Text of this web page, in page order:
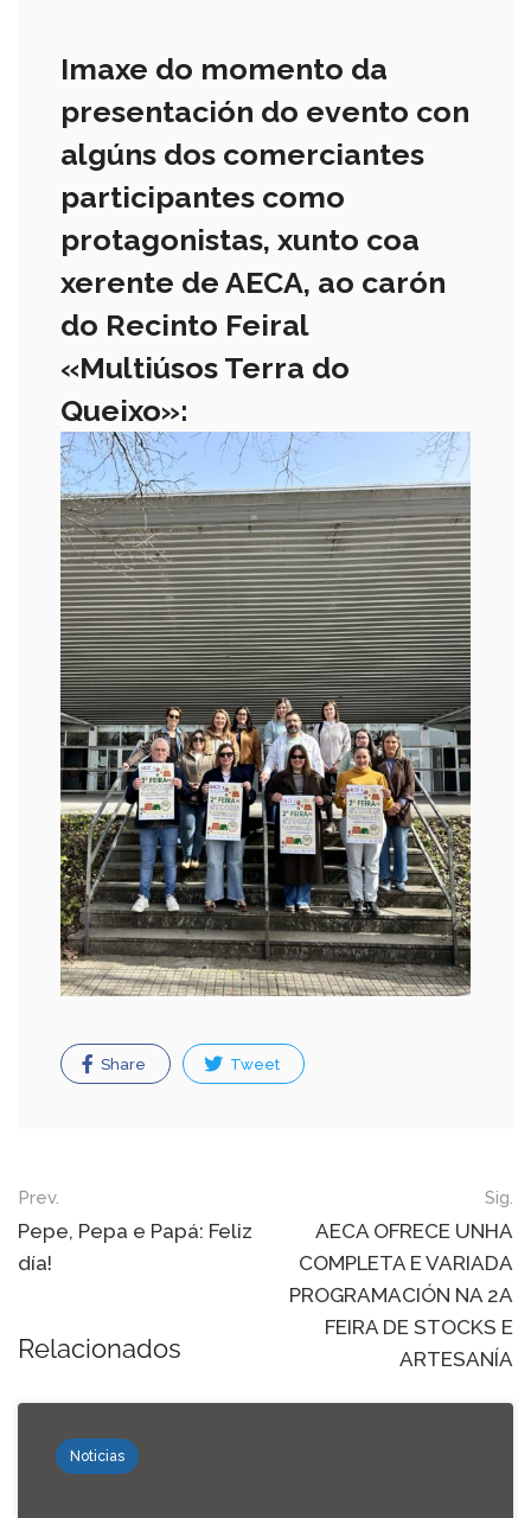
Imaxe do momento da
presentación do evento con
algúns dos comerciantes
participantes como
protagonistas, xunto coa
xerente de AECA, ao carón
do Recinto Feiral
«Multiúsos Terra do
Queixo»:
Share Tweet
Post
navigation
Prev.
Pepe, Pepa e Papá: Feliz
día!
Sig.
AECA OFRECE UNHA
COMPLETA E VARIADA
PROGRAMACIÓN NA 2A
FEIRA DE STOCKS E
ARTESANÍA
Relacionados
Noticias